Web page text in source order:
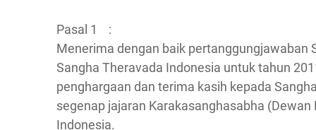
Pasal 1 :
Menerima dengan baik pertanggungjawaban
Sangha Theravada Indonesia untuk tahun
penghargaan dan terima kasih kepada
segenap jajaran Karakasanghasabha
Indonesia.